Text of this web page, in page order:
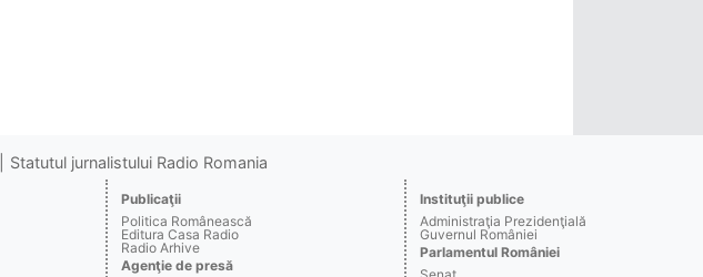
Statutul jurnalistului Radio Romania
Publicaţii
Politica Românească
Editura Casa Radio
Radio Arhive
Agenţie de presă
Instituţii publice
Administraţia Prezidenţială
Guvernul României
Parlamentul României